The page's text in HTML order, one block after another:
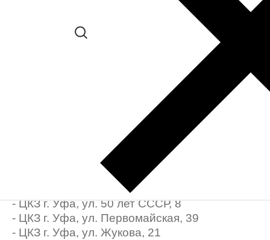
В салонах «Оптик-Экспресс» Вы можете
получить скидку в размере 1000 руб. на
мягких контактных линз для
контроля прогрессирующей детской миопии
coopervision.ru
«Близорукость у детей», выбрать вкладку
«Где купить», а затем выбрать адрес Центра
коррекции зрения «Оптик-Экспресс»:
- ЦКЗ г. Уфа, ул. 50 лет СССР, 8
- ЦКЗ г. Уфа, ул. Первомайская, 39
- ЦКЗ г. Уфа, ул. Жукова, 21